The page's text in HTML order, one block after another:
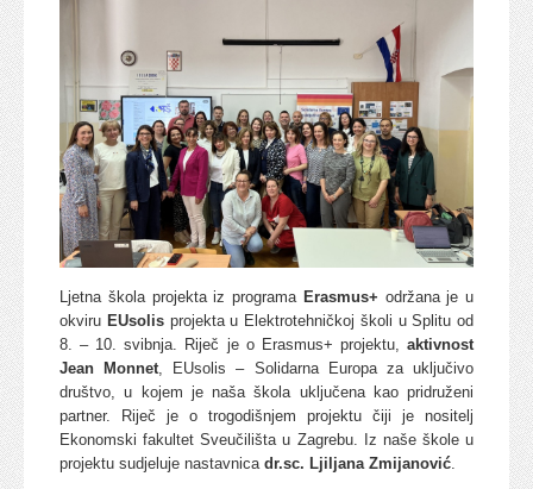
Ljetna škola projekta iz programa Erasmus+ održana je u
okviru EUsolisprojekta u Elektrotehničkoj školi u Splitu od
8. – 10. svibnja. Riječ je o Erasmus+ projektu, aktivnost
Jean Monnet, EUsolis – Solidarna Europa za uključivo
društvo, u kojem je naša škola uključena kao pridruženi
partner. Riječ je o trogodišnjem projektu čiji je nositelj
Ekonomski fakultet Sveučilišta u Zagrebu. Iz naše škole u
projektu sudjeluje nastavnica dr.sc. Ljiljana Zmijanović.